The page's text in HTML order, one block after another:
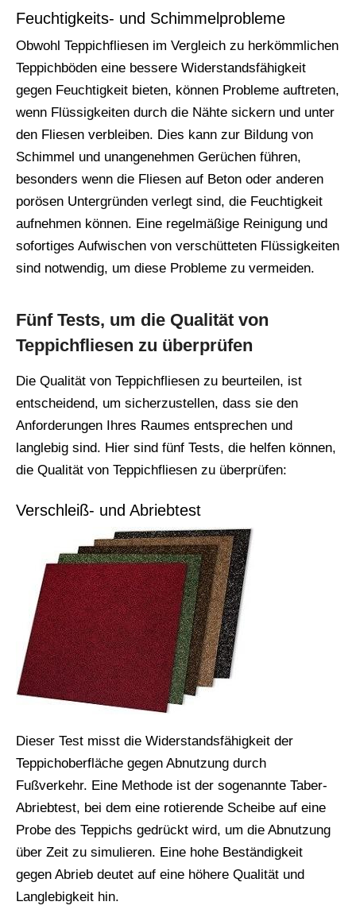
Feuchtigkeits- und Schimmelprobleme
Obwohl Teppichfliesen im Vergleich zu herkömmlichen
Teppichböden eine bessere Widerstandsfähigkeit
gegen Feuchtigkeit bieten, können Probleme auftreten,
wenn Flüssigkeiten durch die Nähte sickern und unter
den Fliesen verbleiben. Dies kann zur Bildung von
Schimmel und unangenehmen Gerüchen führen,
besonders wenn die Fliesen auf Beton oder anderen
porösen Untergründen verlegt sind, die Feuchtigkeit
aufnehmen können. Eine regelmäßige Reinigung und
sofortiges Aufwischen von verschütteten Flüssigkeiten
sind notwendig, um diese Probleme zu vermeiden.
Fünf Tests, um die Qualität von
Teppichfliesen zu überprüfen
Die Qualität von Teppichfliesen zu beurteilen, ist
entscheidend, um sicherzustellen, dass sie den
Anforderungen Ihres Raumes entsprechen und
langlebig sind. Hier sind fünf Tests, die helfen können,
die Qualität von Teppichfliesen zu überprüfen:
Verschleiß- und Abriebtest
Dieser Test misst die Widerstandsfähigkeit der
Teppichoberfläche gegen Abnutzung durch
Fußverkehr. Eine Methode ist der sogenannte Taber-
Abriebtest, bei dem eine rotierende Scheibe auf eine
Probe des Teppichs gedrückt wird, um die Abnutzung
über Zeit zu simulieren. Eine hohe Beständigkeit
gegen Abrieb deutet auf eine höhere Qualität und
Langlebigkeit hin.